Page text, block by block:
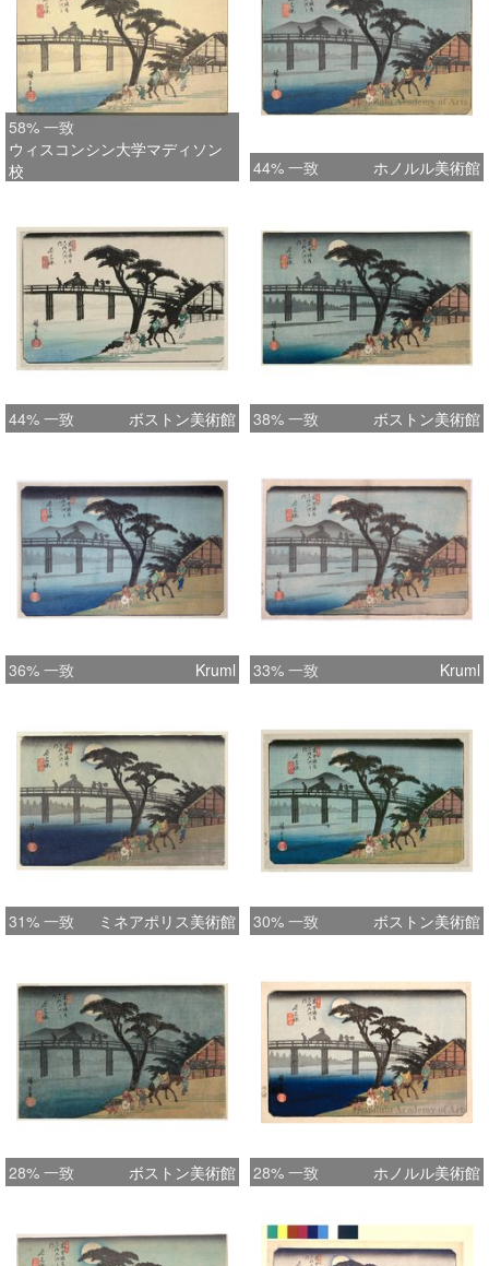
58% 一致
ウィスコンシン大学マディソン
校
44% 一致 ホノルル美術館
44% 一致 ボストン美術館 38% 一致 ボストン美術館
36% 一致 Kruml 33% 一致 Kruml
31% 一致 ミネアポリス美術館 30% 一致 ボストン美術館
28% 一致 ボストン美術館 28% 一致 ホノルル美術館